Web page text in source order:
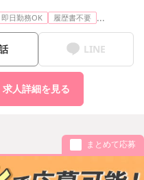
即日勤務OK 履歴書不要 ...
LINE
求人詳細を見る
まとめて応募